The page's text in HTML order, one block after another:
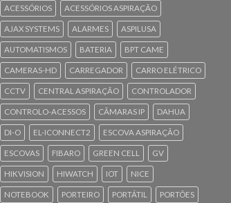
ACESSÓRIOS ACESSÓRIOS ASPIRAÇÃO
AJAX SYSTEMS ALARMES ASPILUSA
AUTOMATISMOS BATERIA BPT CAME
CAMERAS-HD CARREGADOR CARRO ELÉTRICO
CCTV CENTRAL ASPIRAÇÃO CONTROLADOR
CONTROLO-ACESSOS CÂMARAS IP DAHUA
DI-O EL-ICONNECT2 ESCOVA ASPIRAÇÃO
ESCOVAS FIBARO GREEN CELL GV
HIKVISION HIWATCH IOT NICE
NOTEBOOK PORTEIRO PORTÁTIL PORTÕES